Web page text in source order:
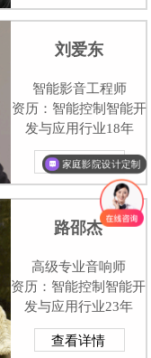
刘爱东
智能影音工程师
资历： 智能控制智能开
发与应用行业18年
查看详情
路邵杰
高级专业音响师
资历： 智能控制智能开
发与应用行业23年
查看详情
家庭影院设计定制